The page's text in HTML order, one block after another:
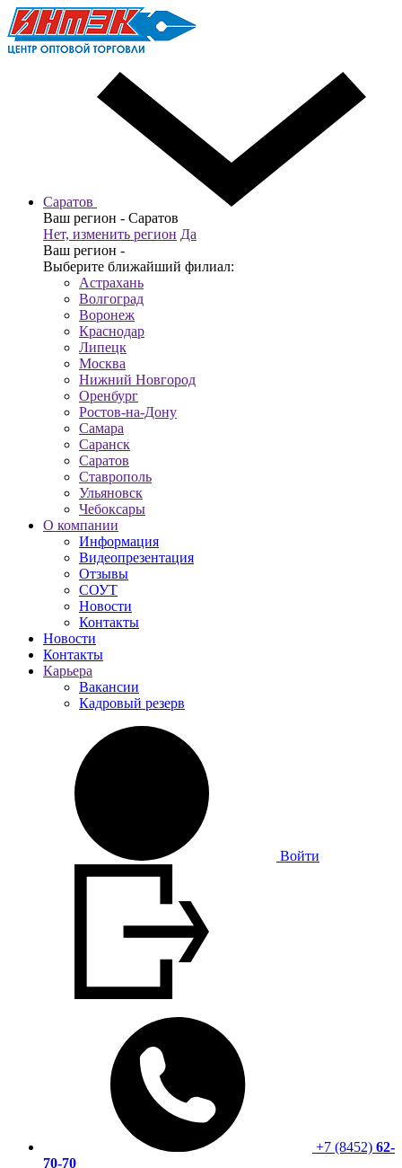
Саратов
Ваш регион - Саратов
Нет, изменить регион Да
Ваш регион -
Выберите ближайший филиал:
Астрахань
Волгоград
Воронеж
Краснодар
Липецк
Москва
Нижний Новгород
Оренбург
Ростов-на-Дону
Самара
Саранск
Саратов
Ставрополь
Ульяновск
Чебоксары
О компании
Информация
Видеопрезентация
Отзывы
СОУТ
Новости
Контакты
Новости
Контакты
Карьера
Вакансии
Кадровый резерв
Войти
+7 (8452) 62-
70-70